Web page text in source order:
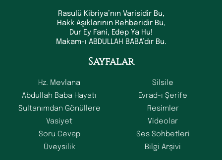
Rasulü Kibriya’nın Varisidir Bu,
Hakk Aşıklarının Rehberidir Bu,
Dur Ey Fani, Edep Ya Hu!
Makam-ı ABDULLAH BABA’dır Bu.
Sayfalar
Hz. Mevlana
Abdullah Baba Hayatı
Sultanımdan Gönüllere
Vasiyet
Soru Cevap
Üveysilik
Silsile
Evrad-ı Şerife
Resimler
Videolar
Ses Sohbetleri
Bilgi Arşivi